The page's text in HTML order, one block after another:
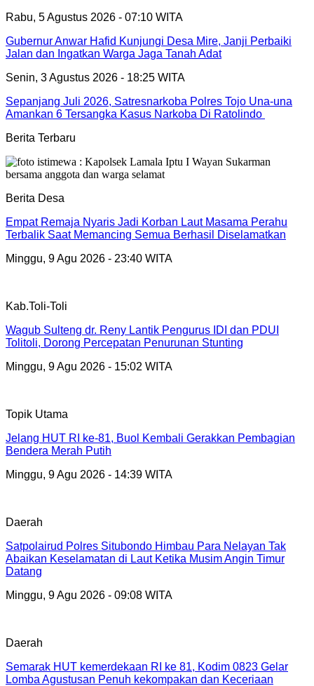
Rabu, 5 Agustus 2026 - 07:10 WITA
Gubernur Anwar Hafid Kunjungi Desa Mire, Janji Perbaiki
Jalan dan Ingatkan Warga Jaga Tanah Adat
Senin, 3 Agustus 2026 - 18:25 WITA
Sepanjang Juli 2026, Satresnarkoba Polres Tojo Una-una
Amankan 6 Tersangka Kasus Narkoba Di Ratolindo
Berita Terbaru
Berita Desa
Empat Remaja Nyaris Jadi Korban Laut Masama Perahu
Terbalik Saat Memancing Semua Berhasil Diselamatkan
Minggu, 9 Agu 2026 - 23:40 WITA
Kab.Toli-Toli
Wagub Sulteng dr. Reny Lantik Pengurus IDI dan PDUI
Tolitoli, Dorong Percepatan Penurunan Stunting
Minggu, 9 Agu 2026 - 15:02 WITA
Topik Utama
Jelang HUT RI ke-81, Buol Kembali Gerakkan Pembagian
Bendera Merah Putih
Minggu, 9 Agu 2026 - 14:39 WITA
Daerah
Satpolairud Polres Situbondo Himbau Para Nelayan Tak
Abaikan Keselamatan di Laut Ketika Musim Angin Timur
Datang
Minggu, 9 Agu 2026 - 09:08 WITA
Daerah
Semarak HUT kemerdekaan RI ke 81, Kodim 0823 Gelar
Lomba Agustusan Penuh kekompakan dan Keceriaan